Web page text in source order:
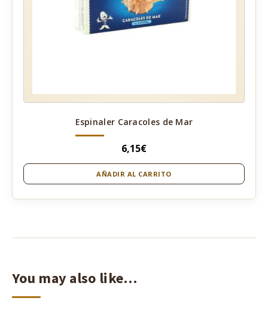
Espinaler Caracoles de Mar
6,15€
AÑADIR AL CARRITO
You may also like…